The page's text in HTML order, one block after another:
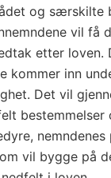
og særskilte
vil få
etter loven.
kommer inn
Det vil
bestemmelser
vil bygge på